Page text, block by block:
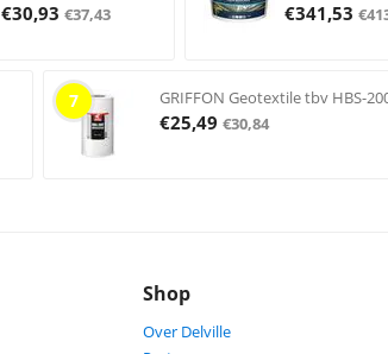
€30,93 €37,43 €341,53 €
7 GRIFFON Geotextile tbv HBS-
€25,49 €30,84
Shop
Over Delville